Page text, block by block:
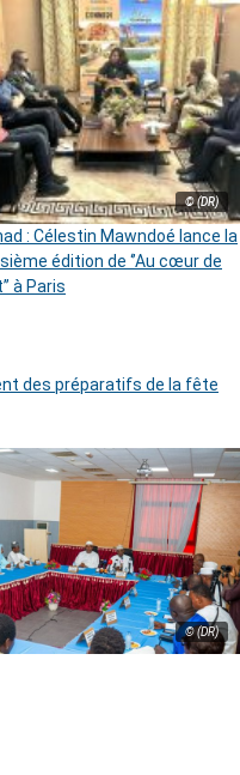
© (DR)
: Célestin Mawndoé lance la
édition de ‘’Au cœur de
à Paris
des préparatifs de la fête
© (DR)